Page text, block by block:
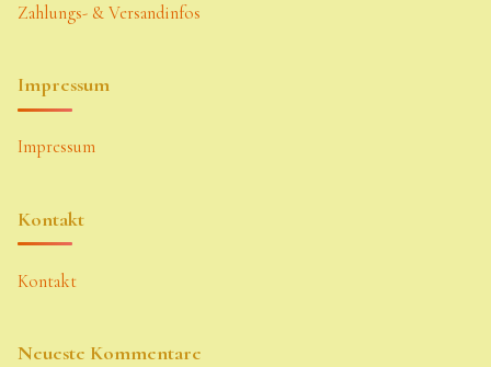
Zahlungs- & Versandinfos
Impressum
Impressum
Kontakt
Kontakt
Neueste Kommentare